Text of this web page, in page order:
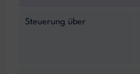
Steuerung über